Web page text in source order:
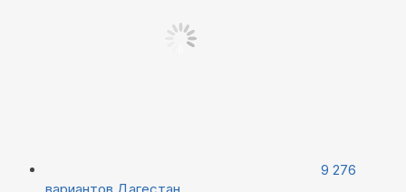
9 276
вариантов Дагестан